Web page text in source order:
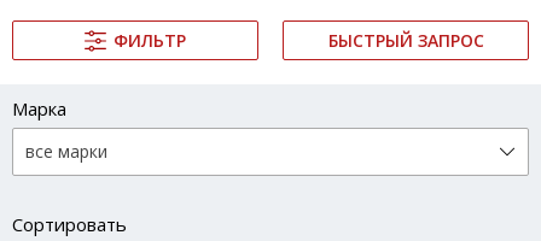
ФИЛЬТР БЫСТРЫЙ ЗАПРОС
Марка
Сортировать